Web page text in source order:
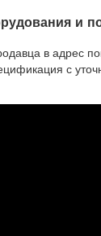
и
в адрес
с